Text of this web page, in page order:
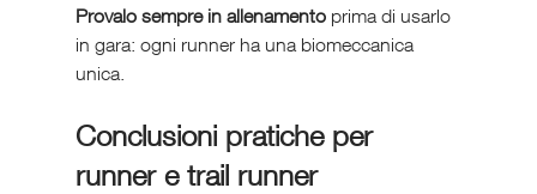
Provalo sempre in allenamento prima di usarlo
in gara: ogni runner ha una biomeccanica
unica.
Conclusioni pratiche per
runner e trail runner